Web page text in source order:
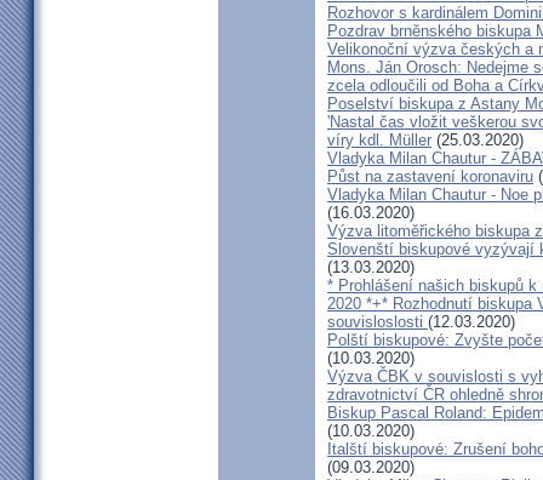
Rozhovor s kardinálem
Pozdrav brněnského biskupa
Velikonoční výzva českých a
Mons. Ján Orosch: Nedejme
zcela odloučili od Boha a
Poselství biskupa z Astany
'Nastal čas vložit veškerou
víry kdl. Müller (25.03.2020)
Vladyka Milan Chautur -
Půst na zastavení koronaviru
Vladyka Milan Chautur - Noe
(16.03.2020)
Výzva litoměřického biskupa
Slovenští biskupové vyzývají
(13.03.2020)
* Prohlášení našich biskupů
2020 *+* Rozhodnutí biskupa
souvisloslosti (12.03.2020)
Polští biskupové: Zvyšte
(10.03.2020)
Výzva ČBK v souvislosti s
zdravotnictví ČR ohledně
Biskup Pascal Roland:
(10.03.2020)
Italští biskupové: Zrušení
(09.03.2020)